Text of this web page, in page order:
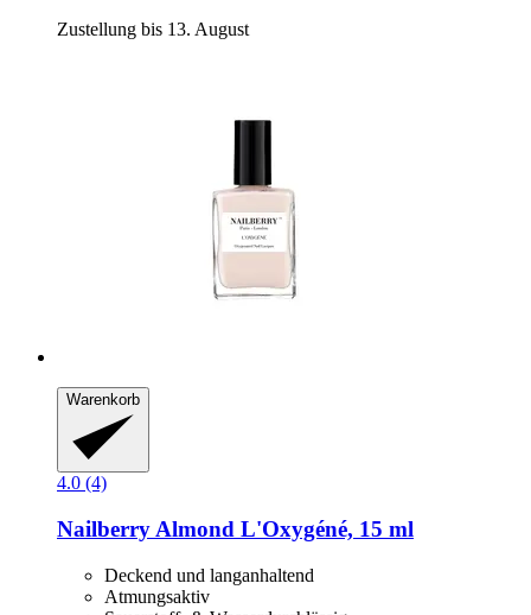
Zustellung bis 13. August
Warenkorb
4.0 (4)
Nailberry Almond L'Oxygéné, 15 ml
Deckend und langanhaltend
Atmungsaktiv